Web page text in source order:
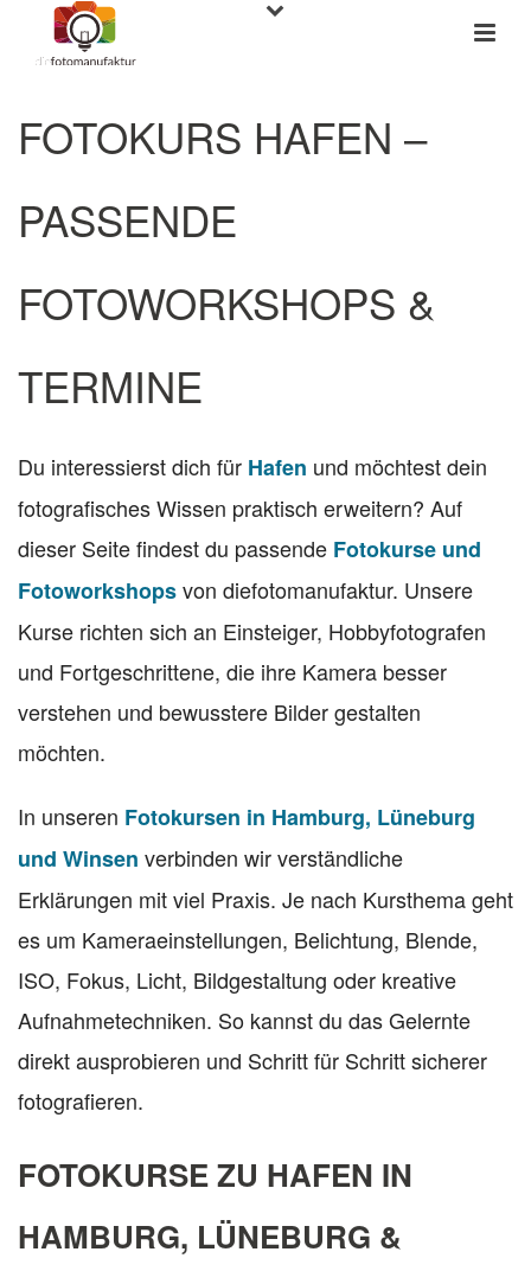
FOTOKURS HAFEN –
PASSENDE
FOTOWORKSHOPS &
TERMINE
Du interessierst dich für Hafen und möchtest dein
fotografisches Wissen praktisch erweitern? Auf
dieser Seite findest du passende Fotokurse und
Fotoworkshopsvon diefotomanufaktur. Unsere
Kurse richten sich an Einsteiger, Hobbyfotografen
und Fortgeschrittene, die ihre Kamera besser
verstehen und bewusstere Bilder gestalten
möchten.
In unseren Fotokursen in Hamburg, Lüneburg
und Winsen verbinden wir verständliche
Erklärungen mit viel Praxis. Je nach Kursthema geht
es um Kameraeinstellungen, Belichtung, Blende,
ISO, Fokus, Licht, Bildgestaltung oder kreative
Aufnahmetechniken. So kannst du das Gelernte
direkt ausprobieren und Schritt für Schritt sicherer
fotografieren.
FOTOKURSE ZU HAFEN IN
HAMBURG, LÜNEBURG &